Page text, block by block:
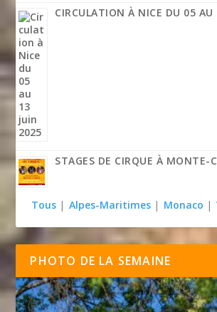
CIRCULATION À NICE DU 05
STAGES DE CIRQUE À MONTE-
Tous | Alpes-Maritimes | Monaco |
PHOTO DE LA SEMAINE